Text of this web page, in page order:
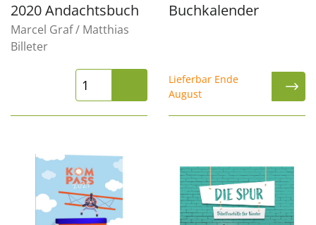
2020 Andachtsbuch
Marcel Graf / Matthias
Billeter
Buchkalender
Lieferbar Ende
August